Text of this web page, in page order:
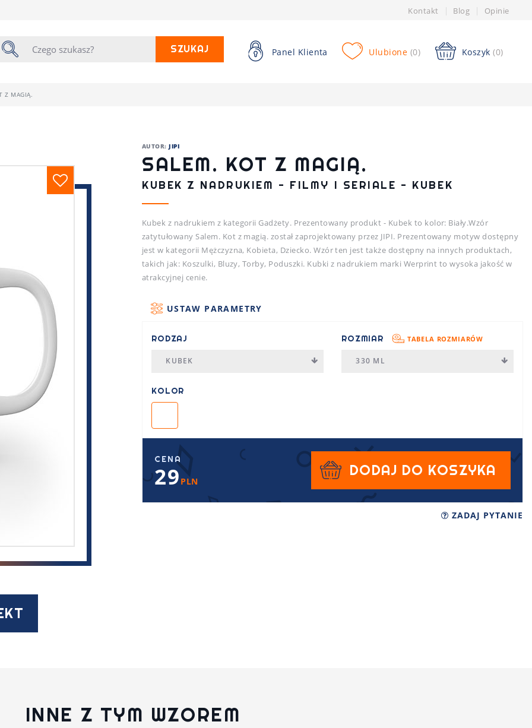
Kontakt Blog Opinie
SZUKAJ Panel Klienta Ulubione (0) Koszyk(0)
Z MAGIĄ.
AUTOR:JIPI
SALEM. KOT Z MAGIĄ.
KUBEK Z NADRUKIEM - FILMY I SERIALE - KUBEK
Kubek z nadrukiem z kategorii Gadżety. Prezentowany produkt - Kubek to kolor: Biały.Wzór
zatytułowany Salem. Kot z magią. został zaprojektowany przez JIPI. Prezentowany motyw dostępny
jest w kategorii Mężczyzna, Kobieta, Dziecko. Wzór ten jest także dostępny na innych produktach,
takich jak: Koszulki, Bluzy, Torby, Poduszki. Kubki z nadrukiem marki Werprint to wysoka jakość w
atrakcyjnej cenie.
USTAW PARAMETRY
RODZAJ
KUBEK
ROZMIAR TABELA ROZMIARÓW
330 ML
KOLOR
CENA
29PLN
DODAJ DO KOSZYKA
ZADAJ PYTANIE
INNE Z TYM WZOREM